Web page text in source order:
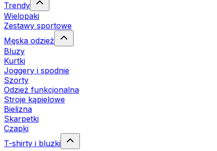
Trendy
Wielopaki
Zestawy sportowe
Męska odzież
Bluzy
Kurtki
Joggery i spodnie
Szorty
Odzież funkcjonalna
Stroje kąpielowe
Bielizna
Skarpetki
Czapki
T-shirty i bluzki